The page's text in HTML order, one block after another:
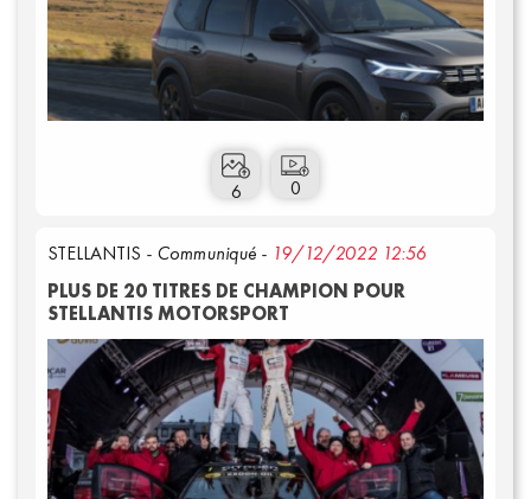
Connexion
0
6
STELLANTIS - Communiqué - 19/12/2022 12:56
PLUS DE 20 TITRES DE CHAMPION POUR
STELLANTIS MOTORSPORT